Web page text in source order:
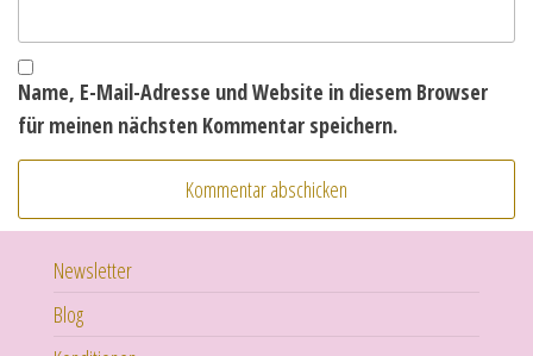
Name, E-Mail-Adresse und Website in diesem Browser
für meinen nächsten Kommentar speichern.
Newsletter
Blog